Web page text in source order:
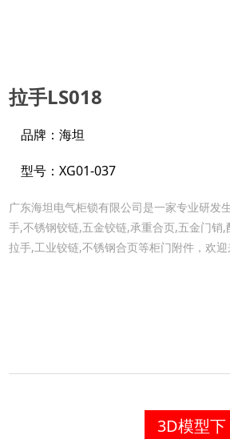
拉手LS018
品牌：海坦
型号：XG01-037
广东海坦电气柜锁有限公司是一家专业研发
手,不锈钢铰链,五金铰链,承重合页,五金门销
拉手,工业铰链,不锈钢合页等柜门附件，欢迎
3D模型下